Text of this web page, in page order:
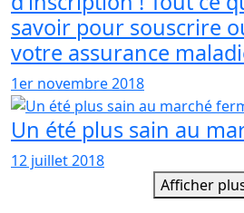
savoir pour souscrire
votre assurance
1er novembre 2018
Un été plus sain au
12 juillet 2018
Afficher